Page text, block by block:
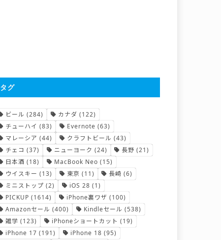
タグ
ビール (284) カナダ (122)
チューハイ (83) Evernote (63)
マレーシア (44) クラフトビール (43)
チェコ (37) ニューヨーク (24) 長野 (21)
日本酒 (18) MacBook Neo (15)
ウイスキー (13) 東京 (11) 長崎 (6)
ミニストップ (2) iOS 28 (1)
PICKUP (1614) iPhone裏ワザ (100)
Amazonセール (400) Kindleセール (538)
雑学 (123) iPhoneショートカット (19)
iPhone 17 (191) iPhone 18 (95)